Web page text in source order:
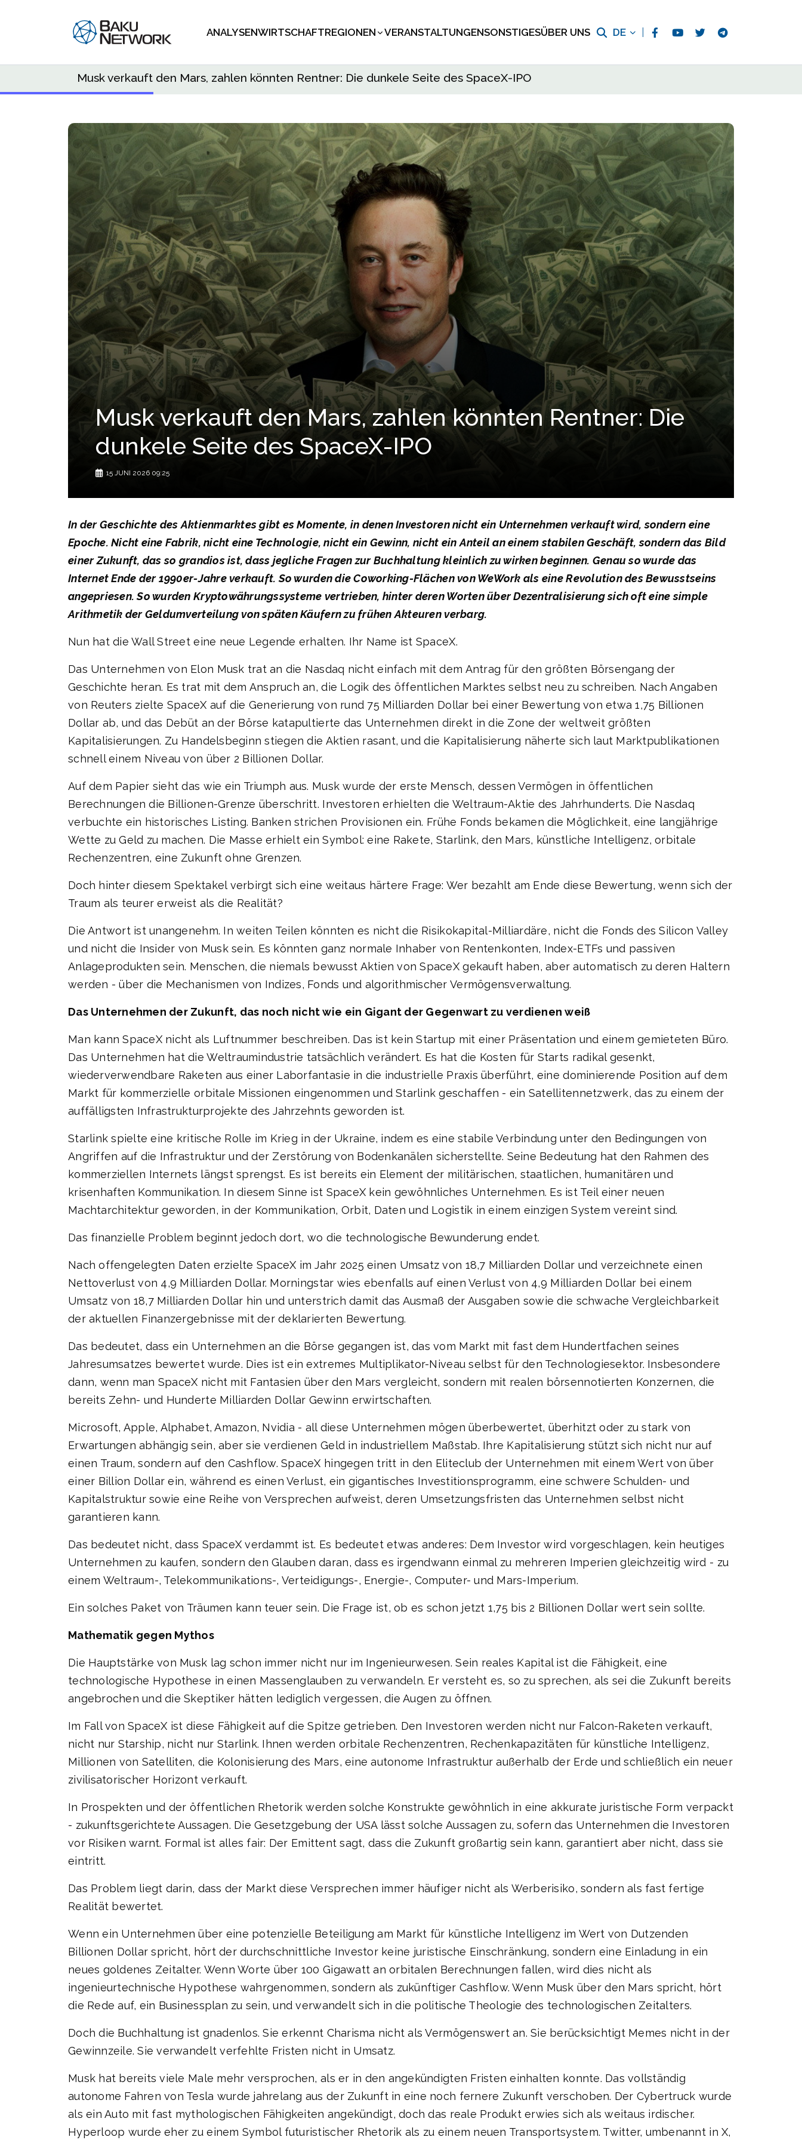
ANALYSENWIRTSCHAFTREGIONEN VERANSTALTUNGENSONSTIGESÜBER UNS DE
Musk verkauft den Mars, zahlen könnten Rentner: Die dunkele Seite des SpaceX-IPO
Musk verkauft den Mars, zahlen könnten Rentner: Die
dunkele Seite des SpaceX-IPO
15 JUNI 2026 09:25
In der Geschichte des Aktienmarktes gibt es Momente, in denen Investoren nicht ein Unternehmen verkauft wird, sondern eine
Epoche. Nicht eine Fabrik, nicht eine Technologie, nicht ein Gewinn, nicht ein Anteil an einem stabilen Geschäft, sondern das Bild
einer Zukunft, das so grandios ist, dass jegliche Fragen zur Buchhaltung kleinlich zu wirken beginnen. Genau so wurde das
Internet Ende der 1990er-Jahre verkauft. So wurden die Coworking-Flächen von WeWork als eine Revolution des Bewusstseins
angepriesen. So wurden Kryptowährungssysteme vertrieben, hinter deren Worten über Dezentralisierung sich oft eine simple
Arithmetik der Geldumverteilung von späten Käufern zu frühen Akteuren verbarg.
Nun hat die Wall Street eine neue Legende erhalten. Ihr Name ist SpaceX.
Das Unternehmen von Elon Musk trat an die Nasdaq nicht einfach mit dem Antrag für den größten Börsengang der
Geschichte heran. Es trat mit dem Anspruch an, die Logik des öffentlichen Marktes selbst neu zu schreiben. Nach Angaben
von Reuters zielte SpaceX auf die Generierung von rund 75 Milliarden Dollar bei einer Bewertung von etwa 1,75 Billionen
Dollar ab, und das Debüt an der Börse katapultierte das Unternehmen direkt in die Zone der weltweit größten
Kapitalisierungen. Zu Handelsbeginn stiegen die Aktien rasant, und die Kapitalisierung näherte sich laut Marktpublikationen
schnell einem Niveau von über 2 Billionen Dollar.
Auf dem Papier sieht das wie ein Triumph aus. Musk wurde der erste Mensch, dessen Vermögen in öffentlichen
Berechnungen die Billionen-Grenze überschritt. Investoren erhielten die Weltraum-Aktie des Jahrhunderts. Die Nasdaq
verbuchte ein historisches Listing. Banken strichen Provisionen ein. Frühe Fonds bekamen die Möglichkeit, eine langjährige
Wette zu Geld zu machen. Die Masse erhielt ein Symbol: eine Rakete, Starlink, den Mars, künstliche Intelligenz, orbitale
Rechenzentren, eine Zukunft ohne Grenzen.
Doch hinter diesem Spektakel verbirgt sich eine weitaus härtere Frage: Wer bezahlt am Ende diese Bewertung, wenn sich der
Traum als teurer erweist als die Realität?
Die Antwort ist unangenehm. In weiten Teilen könnten es nicht die Risikokapital-Milliardäre, nicht die Fonds des Silicon Valley
und nicht die Insider von Musk sein. Es könnten ganz normale Inhaber von Rentenkonten, Index-ETFs und passiven
Anlageprodukten sein. Menschen, die niemals bewusst Aktien von SpaceX gekauft haben, aber automatisch zu deren Haltern
werden - über die Mechanismen von Indizes, Fonds und algorithmischer Vermögensverwaltung.
Das Unternehmen der Zukunft, das noch nicht wie ein Gigant der Gegenwart zu verdienen weiß
Man kann SpaceX nicht als Luftnummer beschreiben. Das ist kein Startup mit einer Präsentation und einem gemieteten Büro.
Das Unternehmen hat die Weltraumindustrie tatsächlich verändert. Es hat die Kosten für Starts radikal gesenkt,
wiederverwendbare Raketen aus einer Laborfantasie in die industrielle Praxis überführt, eine dominierende Position auf dem
Markt für kommerzielle orbitale Missionen eingenommen und Starlink geschaffen - ein Satellitennetzwerk, das zu einem der
auffälligsten Infrastrukturprojekte des Jahrzehnts geworden ist.
Starlink spielte eine kritische Rolle im Krieg in der Ukraine, indem es eine stabile Verbindung unter den Bedingungen von
Angriffen auf die Infrastruktur und der Zerstörung von Bodenkanälen sicherstellte. Seine Bedeutung hat den Rahmen des
kommerziellen Internets längst sprengst. Es ist bereits ein Element der militärischen, staatlichen, humanitären und
krisenhaften Kommunikation. In diesem Sinne ist SpaceX kein gewöhnliches Unternehmen. Es ist Teil einer neuen
Machtarchitektur geworden, in der Kommunikation, Orbit, Daten und Logistik in einem einzigen System vereint sind.
Das finanzielle Problem beginnt jedoch dort, wo die technologische Bewunderung endet.
Nach offengelegten Daten erzielte SpaceX im Jahr 2025 einen Umsatz von 18,7 Milliarden Dollar und verzeichnete einen
Nettoverlust von 4,9 Milliarden Dollar. Morningstar wies ebenfalls auf einen Verlust von 4,9 Milliarden Dollar bei einem
Umsatz von 18,7 Milliarden Dollar hin und unterstrich damit das Ausmaß der Ausgaben sowie die schwache Vergleichbarkeit
der aktuellen Finanzergebnisse mit der deklarierten Bewertung.
Das bedeutet, dass ein Unternehmen an die Börse gegangen ist, das vom Markt mit fast dem Hundertfachen seines
Jahresumsatzes bewertet wurde. Dies ist ein extremes Multiplikator-Niveau selbst für den Technologiesektor. Insbesondere
dann, wenn man SpaceX nicht mit Fantasien über den Mars vergleicht, sondern mit realen börsennotierten Konzernen, die
bereits Zehn- und Hunderte Milliarden Dollar Gewinn erwirtschaften.
Microsoft, Apple, Alphabet, Amazon, Nvidia - all diese Unternehmen mögen überbewertet, überhitzt oder zu stark von
Erwartungen abhängig sein, aber sie verdienen Geld in industriellem Maßstab. Ihre Kapitalisierung stützt sich nicht nur auf
einen Traum, sondern auf den Cashflow. SpaceX hingegen tritt in den Eliteclub der Unternehmen mit einem Wert von über
einer Billion Dollar ein, während es einen Verlust, ein gigantisches Investitionsprogramm, eine schwere Schulden- und
Kapitalstruktur sowie eine Reihe von Versprechen aufweist, deren Umsetzungsfristen das Unternehmen selbst nicht
garantieren kann.
Das bedeutet nicht, dass SpaceX verdammt ist. Es bedeutet etwas anderes: Dem Investor wird vorgeschlagen, kein heutiges
Unternehmen zu kaufen, sondern den Glauben daran, dass es irgendwann einmal zu mehreren Imperien gleichzeitig wird - zu
einem Weltraum-, Telekommunikations-, Verteidigungs-, Energie-, Computer- und Mars-Imperium.
Ein solches Paket von Träumen kann teuer sein. Die Frage ist, ob es schon jetzt 1,75 bis 2 Billionen Dollar wert sein sollte.
Mathematik gegen Mythos
Die Hauptstärke von Musk lag schon immer nicht nur im Ingenieurwesen. Sein reales Kapital ist die Fähigkeit, eine
technologische Hypothese in einen Massenglauben zu verwandeln. Er versteht es, so zu sprechen, als sei die Zukunft bereits
angebrochen und die Skeptiker hätten lediglich vergessen, die Augen zu öffnen.
Im Fall von SpaceX ist diese Fähigkeit auf die Spitze getrieben. Den Investoren werden nicht nur Falcon-Raketen verkauft,
nicht nur Starship, nicht nur Starlink. Ihnen werden orbitale Rechenzentren, Rechenkapazitäten für künstliche Intelligenz,
Millionen von Satelliten, die Kolonisierung des Mars, eine autonome Infrastruktur außerhalb der Erde und schließlich ein neuer
zivilisatorischer Horizont verkauft.
In Prospekten und der öffentlichen Rhetorik werden solche Konstrukte gewöhnlich in eine akkurate juristische Form verpackt
- zukunftsgerichtete Aussagen. Die Gesetzgebung der USA lässt solche Aussagen zu, sofern das Unternehmen die Investoren
vor Risiken warnt. Formal ist alles fair: Der Emittent sagt, dass die Zukunft großartig sein kann, garantiert aber nicht, dass sie
eintritt.
Das Problem liegt darin, dass der Markt diese Versprechen immer häufiger nicht als Werberisiko, sondern als fast fertige
Realität bewertet.
Wenn ein Unternehmen über eine potenzielle Beteiligung am Markt für künstliche Intelligenz im Wert von Dutzenden
Billionen Dollar spricht, hört der durchschnittliche Investor keine juristische Einschränkung, sondern eine Einladung in ein
neues goldenes Zeitalter. Wenn Worte über 100 Gigawatt an orbitalen Berechnungen fallen, wird dies nicht als
ingenieurtechnische Hypothese wahrgenommen, sondern als zukünftiger Cashflow. Wenn Musk über den Mars spricht, hört
die Rede auf, ein Businessplan zu sein, und verwandelt sich in die politische Theologie des technologischen Zeitalters.
Doch die Buchhaltung ist gnadenlos. Sie erkennt Charisma nicht als Vermögenswert an. Sie berücksichtigt Memes nicht in der
Gewinnzeile. Sie verwandelt verfehlte Fristen nicht in Umsatz.
Musk hat bereits viele Male mehr versprochen, als er in den angekündigten Fristen einhalten konnte. Das vollständig
autonome Fahren von Tesla wurde jahrelang aus der Zukunft in eine noch fernere Zukunft verschoben. Der Cybertruck wurde
als ein Auto mit fast mythologischen Fähigkeiten angekündigt, doch das reale Produkt erwies sich als weitaus irdischer.
Hyperloop wurde eher zu einem Symbol futuristischer Rhetorik als zu einem neuen Transportsystem. Twitter, umbenannt in X,